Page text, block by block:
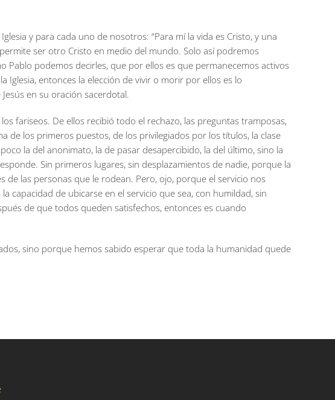
y para cada uno de nosotros: “Para mí la vida es Cristo, y una
ser otro Cristo en medio del mundo. Solo así podremos
podemos decirles, que por ellos es que permanecemos activos
entonces la elección de vivir o morir por ellos es lo
en su oración sacerdotal.
fariseos. De ellos recibió todo el rechazo, las preguntas tramposas,
de los primeros puestos, de los privilegiados por los títulos, la clase
la del anonimato, la de pasar desapercibido, la del último, sino la
Sin primeros lugares, sin desplazamientos de nadie, porque la
de las personas que le rodean. Pero, ojo, porque el servicio nos
capacidad de ubicarse en el servicio que sea, con humildad, sin
de que todos queden satisfechos, entonces es cuando
sino porque hemos sabido esperar que toda la humanidad quede